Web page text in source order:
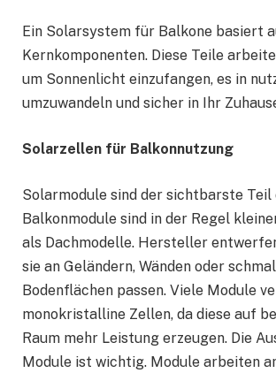
Ein Solarsystem für Balkone basiert
Kernkomponenten. Diese Teile
um Sonnenlicht einzufangen, es in
umzuwandeln und sicher in Ihr
Solarzellen für Balkonnutzung
Solarmodule sind der sichtbarste Teil
Balkonmodule sind in der Regel
als Dachmodelle. Hersteller
sie an Geländern, Wänden oder
Bodenflächen passen. Viele Module
monokristalline Zellen, da diese auf
Raum mehr Leistung erzeugen. Die
Module ist wichtig. Module arbeiten